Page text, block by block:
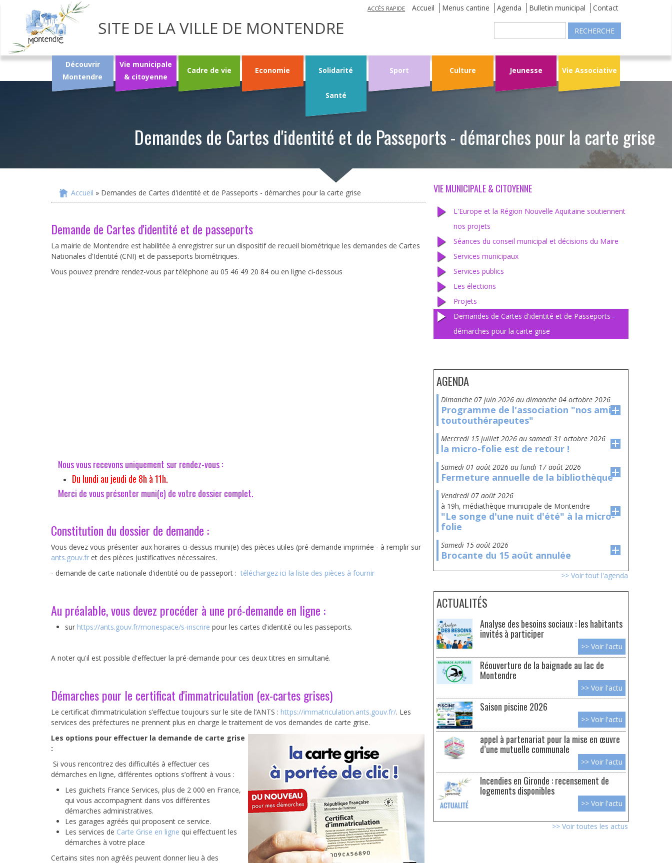
SITE DE LA VILLE DE MONTENDRE
ACCÈS RAPIDE Accueil Menus cantine Agenda Bulletin municipal
Contact
Découvrir
Montendre
Vie municipale
& citoyenne
Cadre de vie Economie Solidarité
Santé
Sport Culture Jeunesse Vie Associative
Demandes de Cartes d'identité et de Passeports - démarches pour la carte grise
Vous êtes ici
Accueil » Demandes de Cartes d'identité et de Passeports - démarches pour la carte grise
Demande de Cartes d'identité et de passeports
La mairie de Montendre est habilitée à enregistrer sur un dispositif de recueil biométrique les demandes de Cartes
Nationales d'Identité (CNI) et de passeports biométriques.
Vous pouvez prendre rendez-vous par téléphone au 05 46 49 20 84 ou en ligne ci-dessous
Nous vous recevons uniquement sur rendez-vous :
Du lundi au jeudi de 8h à 11h.
​Merci de vous présenter muni(e) de votre dossier complet.
Constitution du dossier de demande :
Vous devez vous présenter aux horaires ci-dessus muni(e) des pièces utiles (pré-demande imprimée - à remplir sur
ants.gouv.fr et des pièces justificatives nécessaires.
- demande de carte nationale d'identité ou de passeport : téléchargez ici la liste des pièces à fournir
Au préalable, vous devez procéder à une pré-demande en ligne :
sur https://ants.gouv.fr/monespace/s-inscrire pour les cartes d'identité ou les passeports.
A noter qu'il est possible d'effectuer la pré-demande pour ces deux titres en simultané.
Démarches pour le certificat d'immatriculation (ex-cartes grises)
Le certificat d’immatriculation s’effectue toujours sur le site de l’ANTS : https://immatriculation.ants.gouv.fr/. Les
services des préfectures ne prennent plus en charge le traitement de vos demandes de carte grise.
Les options pour effectuer la demande de carte grise
:
Si vous rencontrez des difficultés à effectuer ces
démarches en ligne, différentes options s’offrent à vous :
Les guichets France Services, plus de 2 000 en France,
qui vous accompagnent dans vos différentes
démarches administratives.
Les garages agréés qui proposent ce service.
Les services de Carte Grise en ligne qui effectuent les
démarches à votre place
Certains sites non agréés peuvent donner lieu à des
VIE MUNICIPALE & CITOYENNE
L'Europe et la Région Nouvelle Aquitaine soutiennent
nos projets
Séances du conseil municipal et décisions du Maire
Services municipaux
Services publics
Les élections
Projets
Demandes de Cartes d'identité et de Passeports -
démarches pour la carte grise
AGENDA
dimanche 07 juin 2026 au dimanche 04 octobre 2026
Programme de l'association "nos amis
toutouthérapeutes"
mercredi 15 juillet 2026 au samedi 31 octobre 2026
la micro-folie est de retour !
samedi 01 août 2026 au lundi 17 août 2026
Fermeture annuelle de la bibliothèque
vendredi 07 août 2026
à 19h, médiathèque municipale de Montendre
"Le songe d'une nuit d'été" à la micro-
folie
samedi 15 août 2026
Brocante du 15 août annulée
>> Voir tout l'agenda
ACTUALITÉS
Analyse des besoins sociaux : les habitants
invités à participer
>> Voir l'actu
Réouverture de la baignade au lac de
Montendre
>> Voir l'actu
Saison piscine 2026
>> Voir l'actu
appel à partenariat pour la mise en œuvre
d’une mutuelle communale
>> Voir l'actu
Incendies en Gironde : recensement de
logements disponibles
>> Voir l'actu
>> Voir toutes les actus